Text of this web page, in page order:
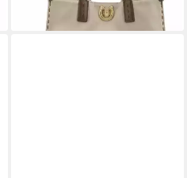
Lifestyle, Sale
lieferbar - in 2-3 Werktagen bei dir